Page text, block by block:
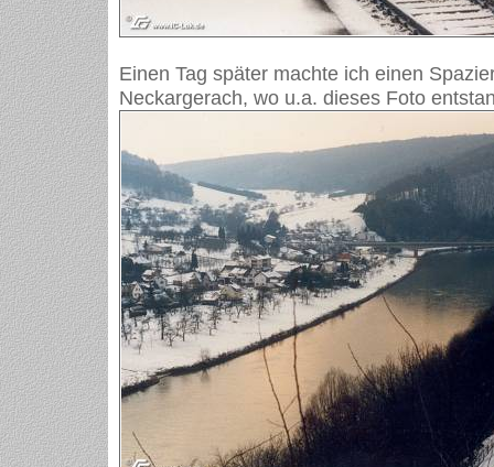
Einen Tag später machte ich einen
Neckargerach, wo u.a. dieses Foto